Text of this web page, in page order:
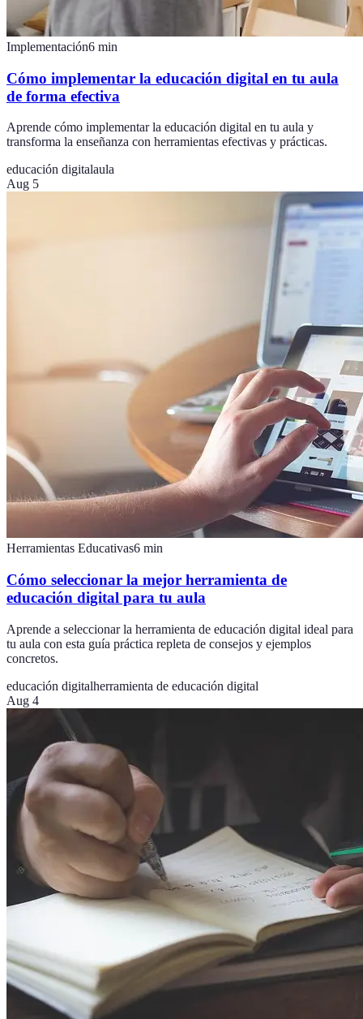
Implementación6 min
Cómo implementar la educación digital en tu aula
de forma efectiva
Aprende cómo implementar la educación digital en tu aula y
transforma la enseñanza con herramientas efectivas y prácticas.
educación digitalaula
Aug 5
Herramientas Educativas6 min
Cómo seleccionar la mejor herramienta de
educación digital para tu aula
Aprende a seleccionar la herramienta de educación digital ideal para
tu aula con esta guía práctica repleta de consejos y ejemplos
concretos.
educación digitalherramienta de educación digital
Aug 4